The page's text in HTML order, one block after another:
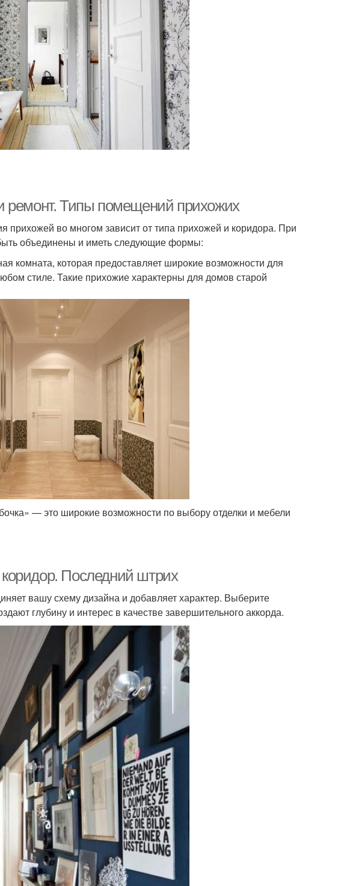
ремонт. Типы помещений прихожих
во многом зависит от типа прихожей и коридора. При
объединены и иметь следующие формы:
комната, которая предоставляет широкие возможности для
стиле. Такие прихожие характерны для домов старой
— это широкие возможности по выбору отделки и мебели
Последний штрих
вашу схему дизайна и добавляет характер. Выберите
глубину и интерес в качестве завершительного аккорда.